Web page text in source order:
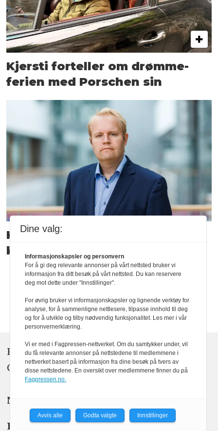
Kjersti forteller om drømme­
ferien med Porschen sin
Kreativitet er ikke pynt på
kaken
KOM24 drives av KOM24 AS.
Organisasjons­nummer: 928 093 182
Nyhetsredaktør:
Redaktør:Hanne McBride
Dine valg:
Informasjonskapsler og personvern
For å gi deg relevante annonser på vårt nettsted bruker vi
informasjon fra ditt besøk på vårt nettsted. Du kan reservere
deg mot dette under "Innstillinger".
For øvrig bruker vi informasjonskapsler og lignende verktøy for
analyse, for å sammenligne nettlesere, tilpasse innhold til deg
og for å utvikle og tilby nødvendig funksjonalitet. Les mer i vår
personvernerklæring.
Vi er med i Fagpressen-nettverket. Om du samtykker under, vil
du få relevante annonser på nettstedene til medlemmene i
nettverket basert på informasjon fra dine besøk på tvers av
disse nettstedene. En oversikt over medlemmene finner du på
Fagpressen.no.
Avvis alle Godta valgte Innstillinger